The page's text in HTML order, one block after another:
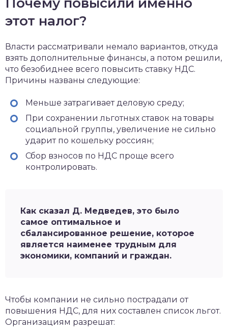
этот налог?
Власти рассматривали немало вариантов, откуда
взять дополнительные финансы, а потом решили,
что безобиднее всего повысить ставку НДС.
Причины названы следующие:
Меньше затрагивает деловую среду;
При сохранении льготных ставок на товары
социальной группы, увеличение не сильно
ударит по кошельку россиян;
Сбор взносов по НДС проще всего
контролировать.
Как сказал Д. Медведев, это было
самое оптимальное и
сбалансированное решение, которое
является наименее трудным для
экономики, компаний и граждан.
Чтобы компании не сильно пострадали от
повышения НДС, для них составлен список льгот.
Организациям разрешат: